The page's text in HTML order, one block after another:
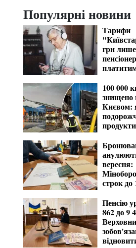
Популярні новини
Тарифи
грн лише
100 000
знищено
Києвом:
вересня:
строк до
Пенсію
862 до 9